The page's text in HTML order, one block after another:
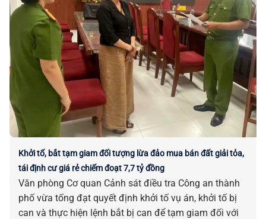
Khởi tố, bắt tạm giam đối tượng lừa đảo mua bán đất giải tỏa,
tái định cư giá rẻ chiếm đoạt 7,7 tỷ đồng
Văn phòng Cơ quan Cảnh sát điều tra Công an thành
phố vừa tống đạt quyết định khởi tố vụ án, khởi tố bị
can và thực hiện lệnh bắt bị can để tạm giam đối với